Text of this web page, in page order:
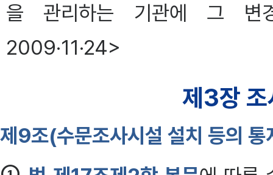
을 관리하는 기관에 그 변
2009·11·24>
제3장 조
제9조(수문조사시설 설치 등의 통